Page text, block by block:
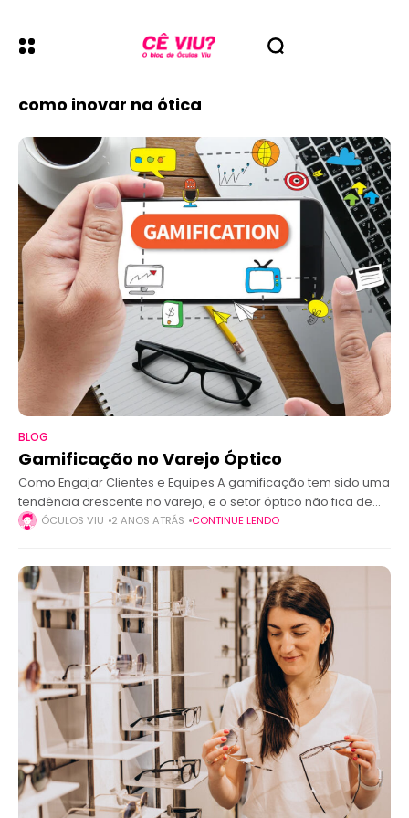
como inovar na ótica
BLOG
Gamificação no Varejo Óptico
Como Engajar Clientes e Equipes A gamificação tem sido uma
tendência crescente no varejo, e o setor óptico não fica de
fora. Trata-se da aplicação de elementos de jogos, como
ÓCULOS VIU 2 ANOS ATRÁS CONTINUE LENDO